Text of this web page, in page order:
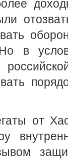
в
от